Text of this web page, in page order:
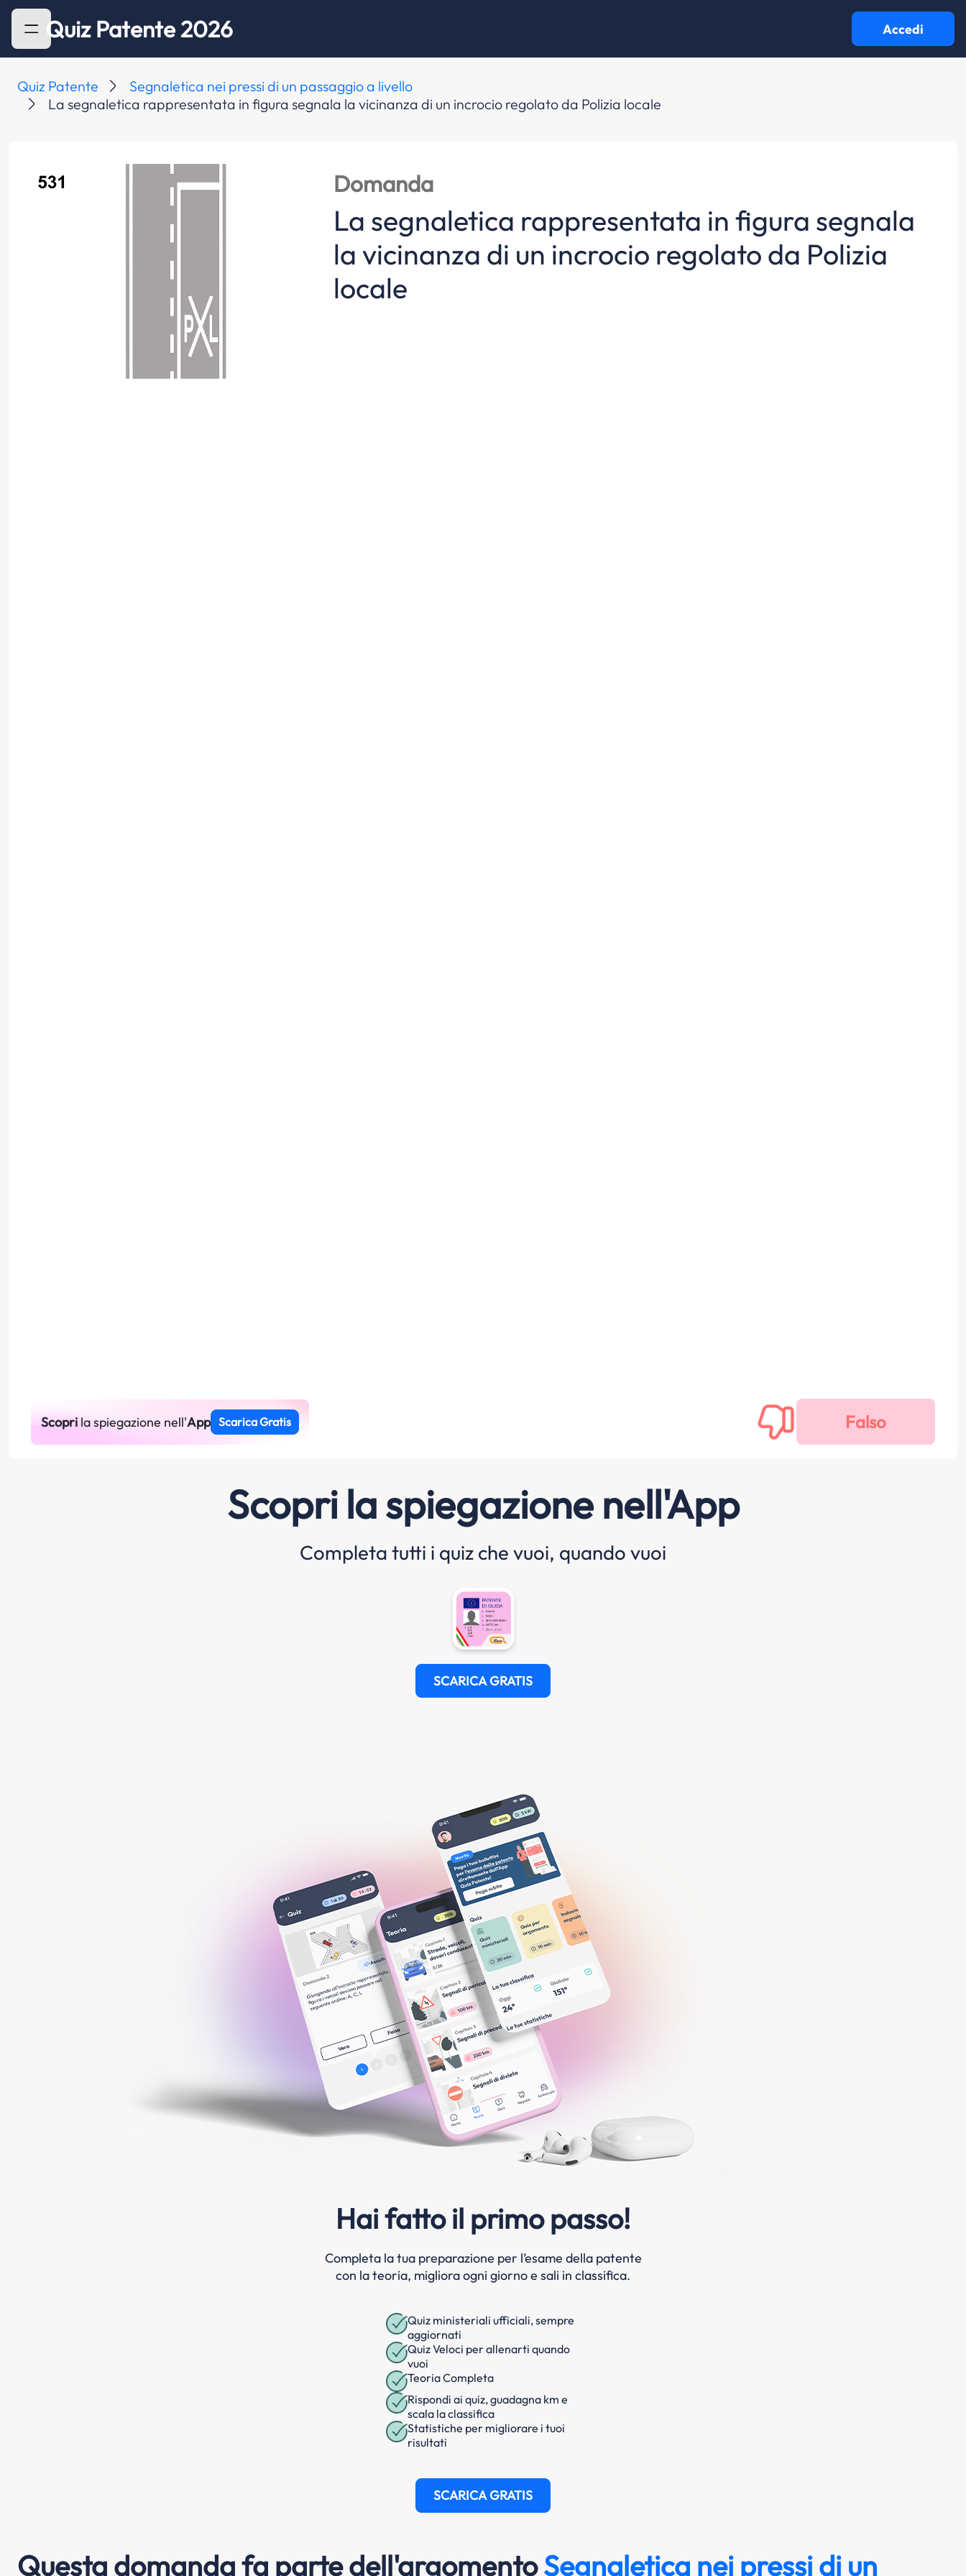
Quiz Patente 2026 Accedi
Quiz Patente
Segnaletica nei pressi di un passaggio a livello
La segnaletica rappresentata in figura segnala la vicinanza di un incrocio regolato da Polizia locale
Domanda
La segnaletica rappresentata in figura segnala
la vicinanza di un incrocio regolato da Polizia
locale
Scoprila spiegazione nell'App Scarica Gratis
Scopri la spiegazione nell'App
Completa tutti i quiz che vuoi, quando vuoi
SCARICA GRATIS
Hai fatto il primo passo!
Completa la tua preparazione per l’esame della patente
con la teoria, migliora ogni giorno e sali in classifica.
Quiz ministeriali ufficiali, sempre
aggiornati
Quiz Veloci per allenarti quando
vuoi
Teoria Completa
Rispondi ai quiz, guadagna km e
scala la classifica
Statistiche per migliorare i tuoi
risultati
SCARICA GRATIS
Questa domanda fa parte dell'argomentoSegnaletica nei pressi di un